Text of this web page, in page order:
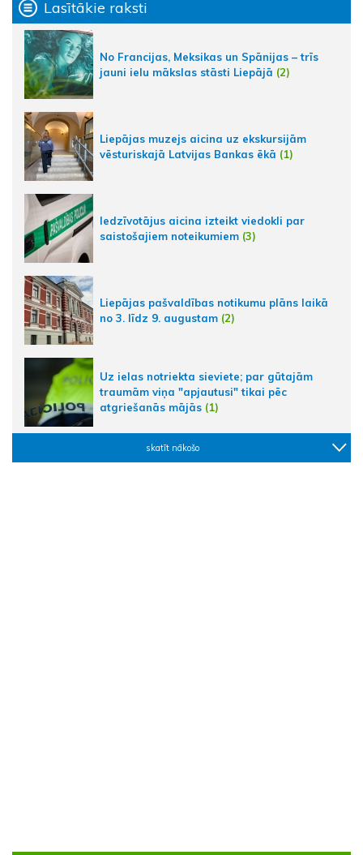
Lasītākie raksti
No Francijas, Meksikas un Spānijas – trīs
jauni ielu mākslas stāsti Liepājā (2)
Liepājas muzejs aicina uz ekskursijām
vēsturiskajā Latvijas Bankas ēkā (1)
Iedzīvotājus aicina izteikt viedokli par
saistošajiem noteikumiem (3)
Liepājas pašvaldības notikumu plāns laikā
no 3. līdz 9. augustam (2)
Uz ielas notriekta sieviete; par gūtajām
traumām viņa "apjautusi" tikai pēc
atgriešanās mājās (1)
skatīt nākošo